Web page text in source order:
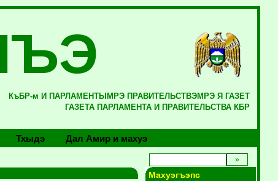
КъБР-м И ПАРЛАМЕНТЫМРЭ ПРАВИТЕЛЬСТВЭМРЭ Я ГАЗЕТ
ГАЗЕТА ПАРЛАМЕНТА И ПРАВИТЕЛЬСТВА КБР
Тхыдэ Дал Амир и махуэ
Махуэгъэпс